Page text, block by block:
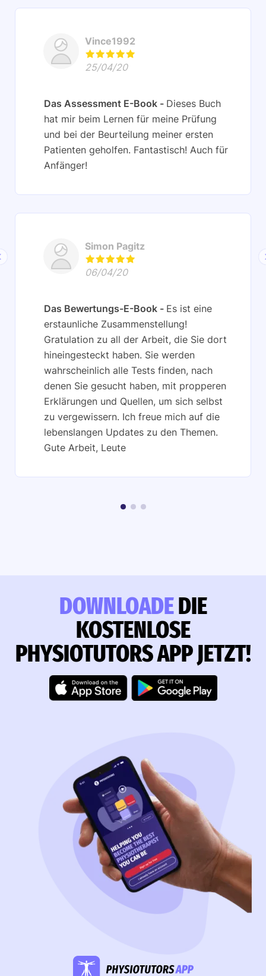
Vince1992
25/04/20
Das Assessment E-Book
Dieses Buch
hat mir beim Lernen für meine Prüfung
und bei der Beurteilung meiner ersten
Patienten geholfen. Fantastisch! Auch für
Anfänger!
Simon Pagitz
06/04/20
Das Bewertungs-E-Book
Es ist eine
erstaunliche Zusammenstellung!
Gratulation zu all der Arbeit, die Sie dort
hineingesteckt haben. Sie werden
wahrscheinlich alle Tests finden, nach
denen Sie gesucht haben, mit propperen
Erklärungen und Quellen, um sich selbst
zu vergewissern. Ich freue mich auf die
lebenslangen Updates zu den Themen.
Gute Arbeit, Leute
DOWNLOADEDIE
KOSTENLOSE
PHYSIOTUTORS APP JETZT!